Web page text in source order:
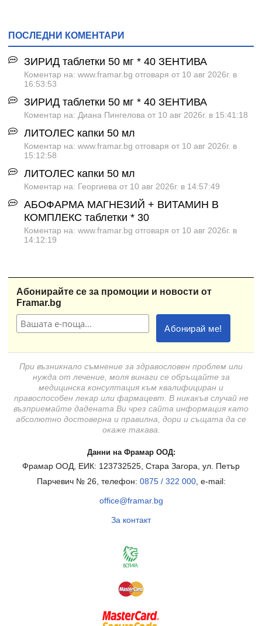
ПОСЛЕДНИ КОМЕНТАРИ
ЗИРИД таблетки 50 мг * 40 ЗЕНТИВА
Коментар на: www.framar.bg отговаря от 10 авг 2026г. в
16:53:53
ЗИРИД таблетки 50 мг * 40 ЗЕНТИВА
Коментар на: Диана Пингелова от 10 авг 2026г. в 15:41:18
ЛИТОЛЕС капки 50 мл
Коментар на: www.framar.bg отговаря от 10 авг 2026г. в
15:12:58
ЛИТОЛЕС капки 50 мл
Коментар на: Георгиева от 10 авг 2026г. в 14:57:49
АБОФАРМА МАГНЕЗИЙ + ВИТАМИН B
КОМПЛЕКС таблетки * 30
Коментар на: www.framar.bg отговаря от 10 авг 2026г. в
14:12:19
Абонирайте се за промоции и новости от
Framar.bg
При възникнало съмнение за здравословен проблем или
нужда от лечение, моля винаги се обръщайте за
медицинска консултация към квалифициран и
правоспособен лекар или фармацевт. В никакъв случай не
възприемайте дадената Ви чрез сайта информация като
абсолютно достоверна и правилна, дори и същата да се
окаже такава.
Данни на Фрамар ООД:
Фрамар ООД, ЕИК: 123732525, Стара Загора, ул. Петър
Парчевич № 26, телефон: 0875 / 322 000, e-mail:
office@framar.bg
За контакт